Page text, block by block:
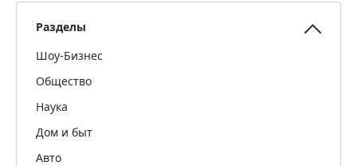
Разделы
Шоу-Бизнес
Общество
Наука
Дом и быт
Авто